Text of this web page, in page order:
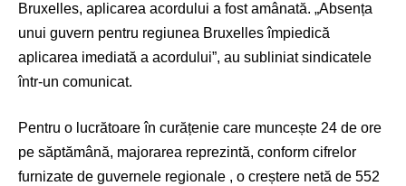
Bruxelles, aplicarea acordului a fost amânată. „Absența
unui guvern pentru regiunea Bruxelles împiedică
aplicarea imediată a acordului”, au subliniat sindicatele
într-un comunicat.
Pentru o lucrătoare în curățenie care muncește 24 de ore
pe săptămână, majorarea reprezintă, conform cifrelor
furnizate de guvernele regionale , o creștere netă de 552